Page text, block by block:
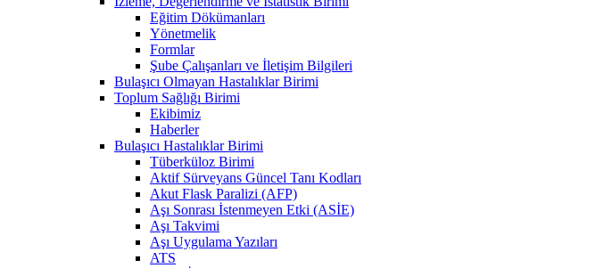
Eğitim Dökümanları
Yönetmelik
Formlar
Şube Çalışanları ve İletişim Bilgileri
Bulaşıcı Olmayan Hastalıklar Birimi
Toplum Sağlığı Birimi
Ekibimiz
Haberler
Bulaşıcı Hastalıklar Birimi
Tüberküloz Birimi
Aktif Sürveyans Güncel Tanı Kodları
Akut Flask Paralizi (AFP)
Aşı Sonrası İstenmeyen Etki (ASİE)
Aşı Takvimi
Aşı Uygulama Yazıları
ATS